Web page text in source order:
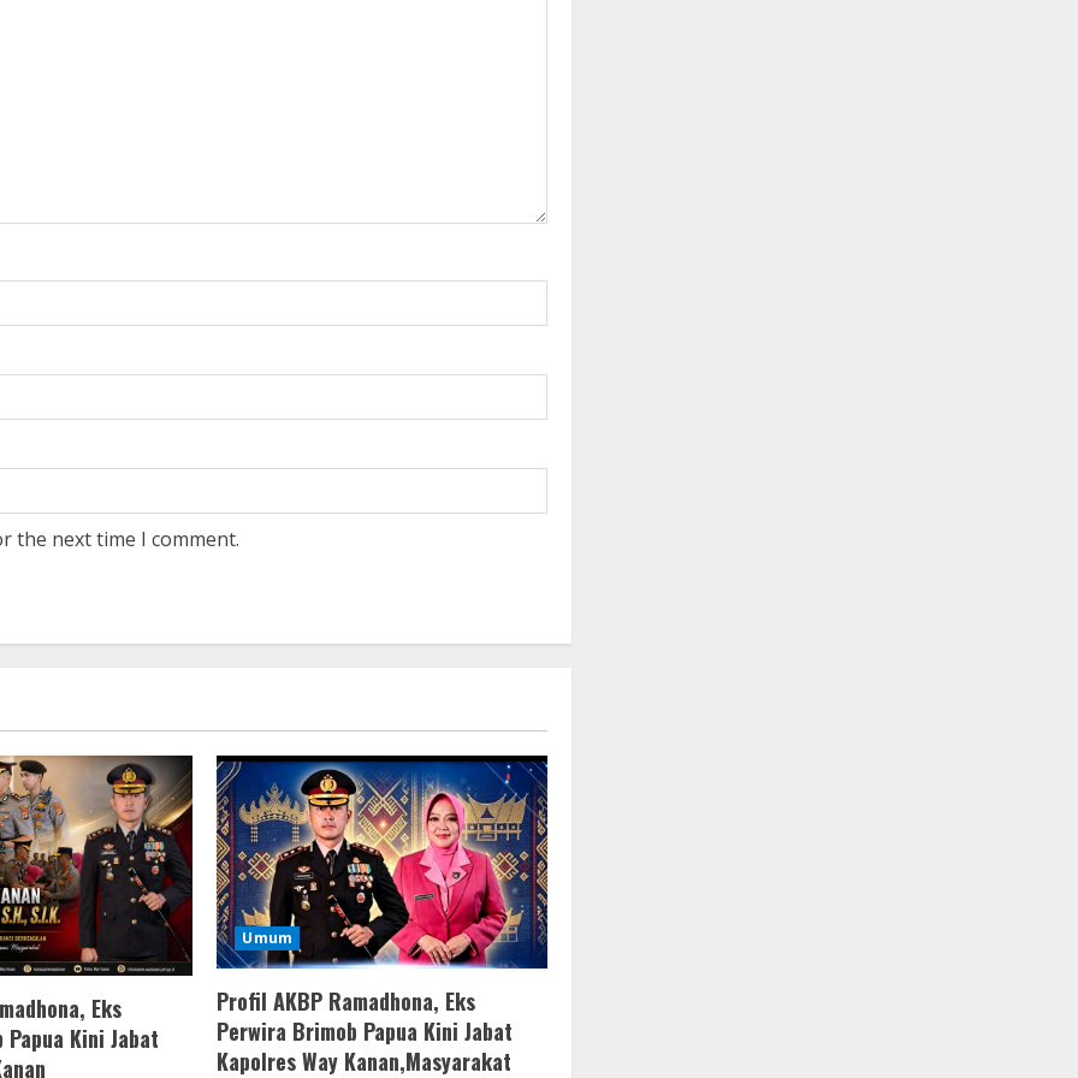
the next time I comment.
Eks
Kini Jabat
Umum
Profil AKBP Ramadhona, Eks
Perwira Brimob Papua Kini Jabat
Kapolres Way Kanan,Masyarakat